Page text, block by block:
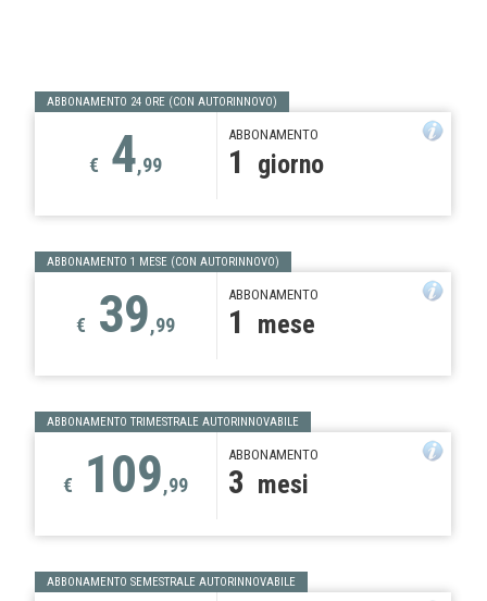
€ 4,99
ABBONAMENTO
1 giorno
ABBONAMENTO 24 ORE (CON AUTORINNOVO)
€ 39,99
ABBONAMENTO
1 mese
ABBONAMENTO 1 MESE (CON AUTORINNOVO)
€ 109,99
ABBONAMENTO
3 mesi
ABBONAMENTO TRIMESTRALE AUTORINNOVABILE
ABBONAMENTO SEMESTRALE AUTORINNOVABILE